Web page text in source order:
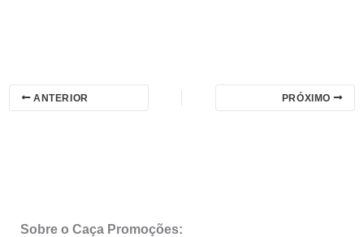
ANTERIOR PRÓXIMO
Sobre o Caça Promoções: